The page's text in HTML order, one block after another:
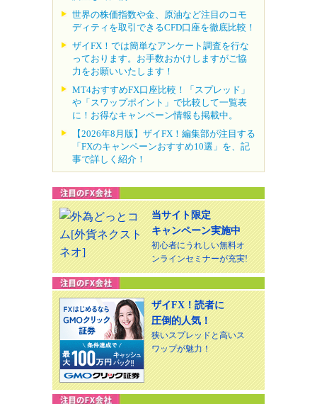
世界の株価指数や金、原油など注目のコモ
ディティを取引できるCFD口座を徹底比較！
ザイFX！では簡単なアンケート調査を行な
っております。お手数おかけしますがご協
力をお願いいたします！
MT4おすすめFX口座比較！「スプレッド」
や「スワップポイント」で比較して一覧表
に！お得なキャンペーン情報も掲載中。
【2026年8月版】ザイFX！編集部が注目する
「FXのキャンペーンおすすめ10選」を、記
事で詳しく紹介！
当サイト限定
キャンペーン実施中
初心者にうれしい無料オ
ンラインセミナーが充実!
ザイFX！読者に
圧倒的人気！
狭いスプレッドと高いス
ワップが魅力！